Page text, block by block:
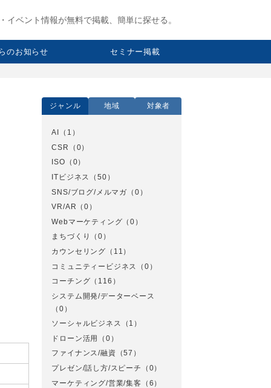
イベント情報が無料で掲載、簡単に探せる。
のお知らせ セミナー掲載
ジャンル 地域 対象者
AI
（1）
CSR
（0）
ISO （0）
ITビジネス
（50）
SNS/ブログ/メルマガ （0）
VR/AR （0）
Webマーケティング （0）
まちづくり
（0）
カウンセリング （11）
コミュニティービジネス
（0）
コーチング （116）
システム開発/データーベース
（0）
ソーシャルビジネス
（1）
ドローン活用
（0）
ファイナンス/融資 （57）
プレゼン/話し方/スピーチ
（0）
マーケティング/営業/集客 （6）